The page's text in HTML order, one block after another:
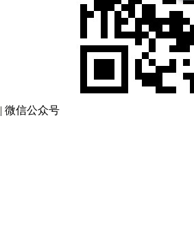
| 微信公众号